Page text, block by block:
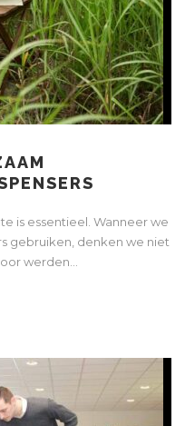
is essentieel. Wanneer we
gebruiken, denken we niet
werden...